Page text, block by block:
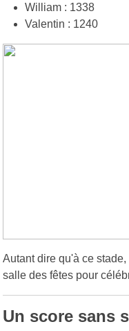
William : 1338
Valentin : 1240
Autant dire qu'à ce
salle des fêtes pour
Un score sans